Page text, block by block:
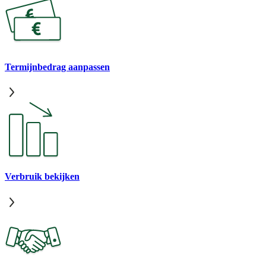
Termijnbedrag aanpassen
Verbruik bekijken